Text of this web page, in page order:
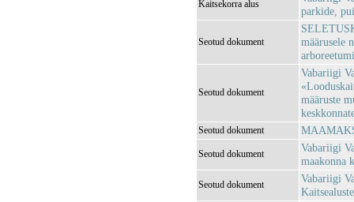
Kaitsekorra alus
parkide,
Seotud dokument
määrusele
Seotud dokument
Vabariigi
määruste
Seotud dokument
Seotud dokument
Vabariigi
maakonna
Seotud dokument
Vabariigi